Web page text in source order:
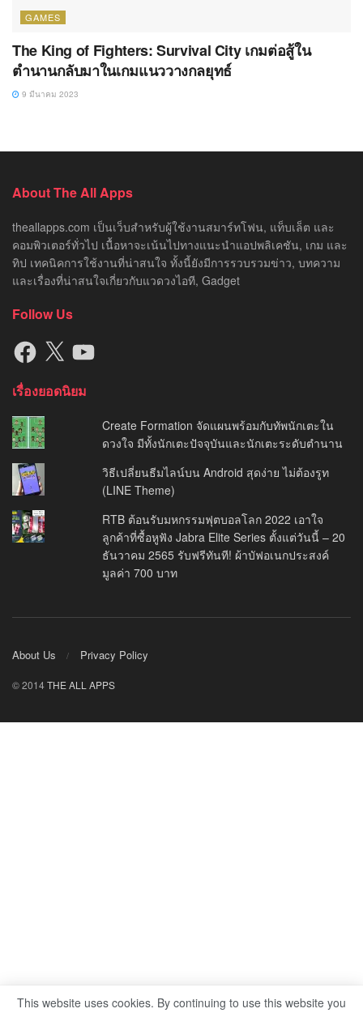
GAMES
The King of Fighters: Survival City เกมต่อสู้ใน
ตำนานกลับมาในเกมแนววางกลยุทธ์
9 มีนาคม 2023
About The All Apps
theallapps.com เป็นเว็บสำหรับผู้ใช้งานสมาร์ทโฟน, แท็บเล็ต และ
คอมพิวเตอร์ทั่วไป เนื้อหาจะเน้นไปทางแนะนำแอปพลิเคชัน, เกม และ
ทิป เทคนิคการใช้งานที่น่าสนใจ ทั้งนี้ยังมีการรวบรวมข่าว, บทความ
และเรื่องที่น่าสนใจเกี่ยวกับแวดวงไอที, Gadget
Follow Us
Facebook
X YouTube
เรื่องยอดนิยม
Create Formation จัดแผนพร้อมกับทัพนักเตะใน
ดวงใจ มีทั้งนักเตะปัจจุบันและนักเตะระดับตำนาน
วิธีเปลี่ยนธีมไลน์บน Android สุดง่าย ไม่ต้องรูท
(LINE Theme)
RTB ต้อนรับมหกรรมฟุตบอลโลก 2022 เอาใจ
ลูกค้าที่ซื้อหูฟัง Jabra Elite Series ตั้งแต่วันนี้ – 20
ธันวาคม 2565 รับฟรีทันที! ผ้าบัฟอเนกประสงค์
มูลค่า 700 บาท
About Us Privacy Policy
© 2014THE ALL APPS
This website uses cookies. By continuing to use this website you